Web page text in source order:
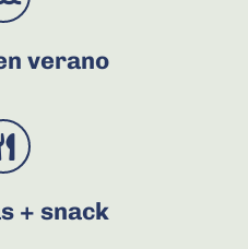
verano
+ snack